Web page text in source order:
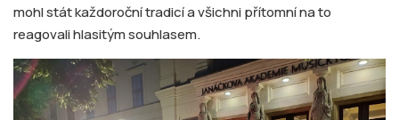
mohl stát každoroční tradicí a všichni přítomní na to
reagovali hlasitým souhlasem.